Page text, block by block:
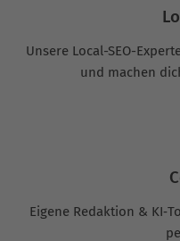
Unsere Local-SEO-
und machen
Eigene Redaktion &